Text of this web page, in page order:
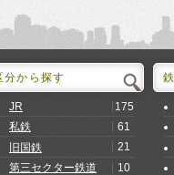
分から探す
JR
175
私鉄
61
旧国鉄
21
第三セクター鉄道
10